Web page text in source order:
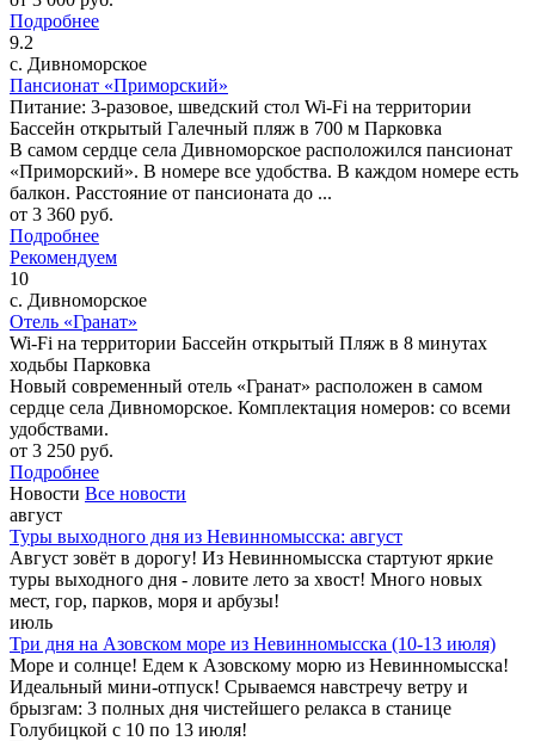
Подробнее
9.2
с. Дивноморское
Пансионат «Приморский»
Питание: 3-разовое, шведский стол Wi-Fi на территории
Бассейн открытый Галечный пляж в 700 м Парковка
В самом сердце села Дивноморское расположился пансионат
«Приморский». В номере все удобства. В каждом номере есть
балкон. Расстояние от пансионата до ...
от 3 360 руб.
Подробнее
Рекомендуем
10
с. Дивноморское
Отель «Гранат»
Wi-Fi на территории Бассейн открытый Пляж в 8 минутах
ходьбы Парковка
Новый современный отель «Гранат» расположен в самом
сердце села Дивноморское. Комплектация номеров: со всеми
удобствами.
от 3 250 руб.
Подробнее
Новости Все новости
август
Туры выходного дня из Невинномысска: август
Август зовёт в дорогу! Из Невинномысска стартуют яркие
туры выходного дня - ловите лето за хвост! Много новых
мест, гор, парков, моря и арбузы!
июль
Три дня на Азовском море из Невинномысска (10-13 июля)
Море и солнце! Едем к Азовскому морю из Невинномысска!
Идеальный мини-отпуск! Срываемся навстречу ветру и
брызгам: 3 полных дня чистейшего релакса в станице
Голубицкой с 10 по 13 июля!